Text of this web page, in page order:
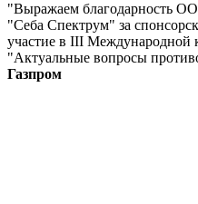
"Выражаем благодарность
"Себа Спектрум" за
участие в III Международной
"Актуальные вопросы
Газпром